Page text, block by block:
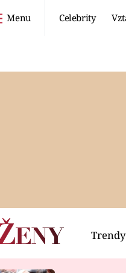
Menu Celebrity
Video